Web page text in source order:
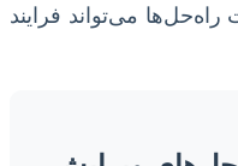
می‌تواند فرایند